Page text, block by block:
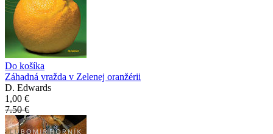
Do košíka
Záhadná vražda v Zelenej oranžérii
D. Edwards
1,00 €
7.50 €